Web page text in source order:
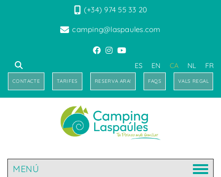
(+34) 974 55 33 20
camping@laspaules.com
ES EN CA NL FR
CONTACTE TARIFES RESERVA ARA! FAQS VALS REGAL
MENÚ